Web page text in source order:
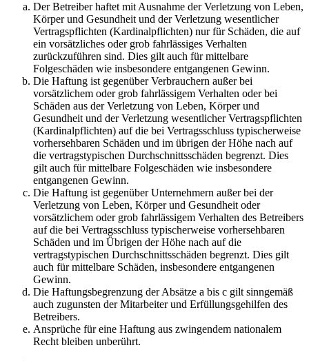
Der Betreiber haftet mit Ausnahme der Verletzung von Leben,
Körper und Gesundheit und der Verletzung wesentlicher
Vertragspflichten (Kardinalpflichten) nur für Schäden, die auf
ein vorsätzliches oder grob fahrlässiges Verhalten
zurückzuführen sind. Dies gilt auch für mittelbare
Folgeschäden wie insbesondere entgangenen Gewinn.
Die Haftung ist gegenüber Verbrauchern außer bei
vorsätzlichem oder grob fahrlässigem Verhalten oder bei
Schäden aus der Verletzung von Leben, Körper und
Gesundheit und der Verletzung wesentlicher Vertragspflichten
(Kardinalpflichten) auf die bei Vertragsschluss typischerweise
vorhersehbaren Schäden und im übrigen der Höhe nach auf
die vertragstypischen Durchschnittsschäden begrenzt. Dies
gilt auch für mittelbare Folgeschäden wie insbesondere
entgangenen Gewinn.
Die Haftung ist gegenüber Unternehmern außer bei der
Verletzung von Leben, Körper und Gesundheit oder
vorsätzlichem oder grob fahrlässigem Verhalten des Betreibers
auf die bei Vertragsschluss typischerweise vorhersehbaren
Schäden und im Übrigen der Höhe nach auf die
vertragstypischen Durchschnittsschäden begrenzt. Dies gilt
auch für mittelbare Schäden, insbesondere entgangenen
Gewinn.
Die Haftungsbegrenzung der Absätze a bis c gilt sinngemäß
auch zugunsten der Mitarbeiter und Erfüllungsgehilfen des
Betreibers.
Ansprüche für eine Haftung aus zwingendem nationalem
Recht bleiben unberührt.